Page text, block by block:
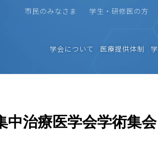
市民のみなさま 学生・研修医の方
学会について 医療提供体制
中治療医学会学術集